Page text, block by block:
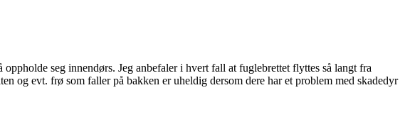
seg innendørs. Jeg anbefaler i hvert fall at fuglebrettet flyttes så langt fra
og evt. frø som faller på bakken er uheldig dersom dere har et problem med skadedyr